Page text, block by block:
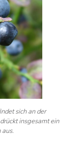
sich an der
insgesamt ein